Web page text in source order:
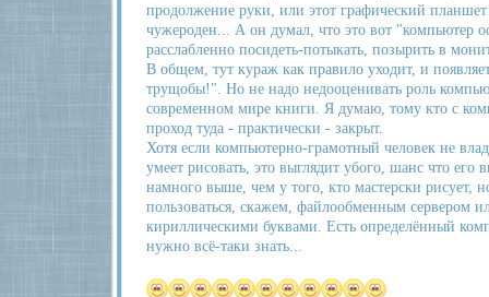
продолжение руки, или этот графический
чужероден... А он думал, что это вот "компьютер
расслабленно посидеть-потыкать, позырить в
В общем, тут кураж как правило уходит, и
трущобы!". Но не надо недооценивать роль
современном мире книги. Я думаю, тому кто с
проход туда - практически - закрыт.
Хотя если компьютерно-грамотный человек не
умеет рисовать, это выглядит убого, шанс что его
намного выше, чем у того, кто мастерски рисует,
пользоваться, скажем, файлообменным сервером
кириллическими буквами. Есть определённый
нужно всё-таки знать...